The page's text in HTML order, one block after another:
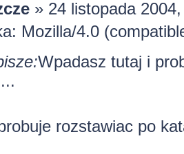
» 24 listopada
Mozilla/4.0
Wpadasz tutaj i
rozstawiac po